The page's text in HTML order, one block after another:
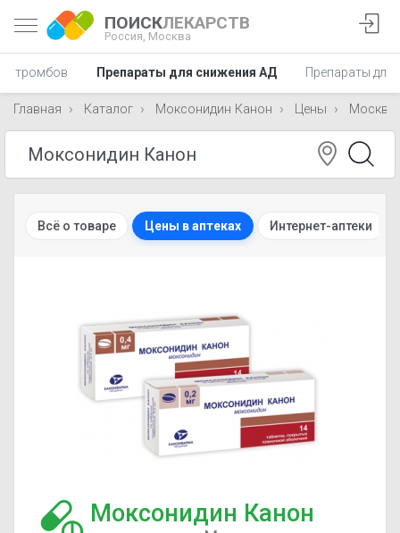
ПОИСКЛЕКАРСТВ
Россия, Москва
тромбов Препараты для снижения АД Препараты для
Главная Каталог Моксонидин Канон Цены Москва
Всё о товаре Цены в аптеках Интернет-аптеки
Моксонидин Канон